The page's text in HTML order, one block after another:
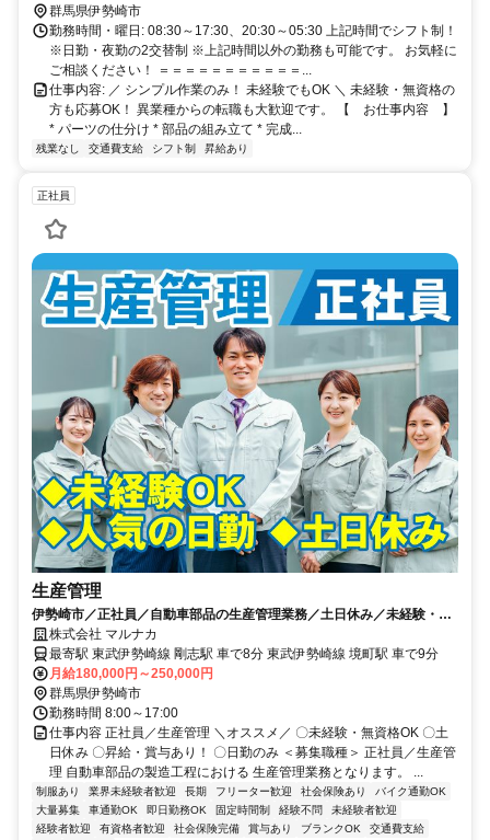
群馬県伊勢崎市
勤務時間・曜日: 08:30～17:30、20:30～05:30 上記時間でシフト制！
※日勤・夜勤の2交替制 ※上記時間以外の勤務も可能です。 お気軽に
ご相談ください！ ＝＝＝＝＝＝＝＝＝＝＝...
仕事内容: ／ シンプル作業のみ！ 未経験でもOK ＼ 未経験・無資格の
方も応募OK！ 異業種からの転職も大歓迎です。 【 お仕事内容 】
* パーツの仕分け * 部品の組み立て * 完成...
残業なし 交通費支給 シフト制 昇給あり
正社員
生産管理
伊勢崎市／正社員／自動車部品の生産管理業務／土日休み／未経験・無
資格OK！
株式会社 マルナカ
最寄駅 東武伊勢崎線 剛志駅 車で8分 東武伊勢崎線 境町駅 車で9分
月給180,000円～250,000円
群馬県伊勢崎市
勤務時間 8:00～17:00
仕事内容 正社員／生産管理 ＼オススメ／ 〇未経験・無資格OK 〇土
日休み 〇昇給・賞与あり！ 〇日勤のみ ＜募集職種＞ 正社員／生産管
理 自動車部品の製造工程における 生産管理業務となります。 ...
制服あり 業界未経験者歓迎 長期 フリーター歓迎 社会保険あり
バイク通勤OK
大量募集
車通勤OK 即日勤務OK 固定時間制 経験不問
未経験者歓迎
経験者歓迎
有資格者歓迎 社会保険完備 賞与あり ブランクOK
交通費支給